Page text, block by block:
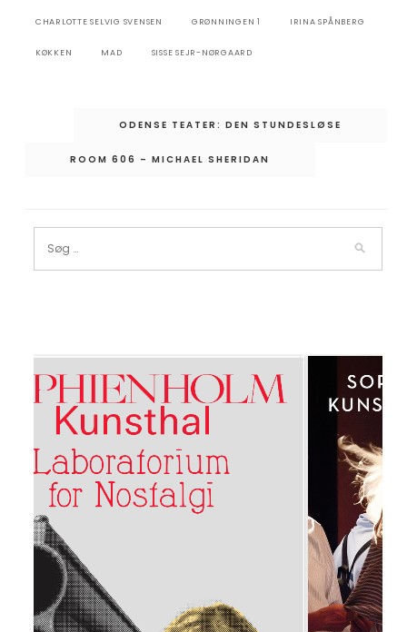
CHARLOTTE SELVIG SVENSEN GRØNNINGEN 1 IRINA SPÅNBERG
KØKKEN MAD SISSE SEJR-NØRGAARD
IndlægsnavigationODENSE TEATER: DEN STUNDESLØSE
ROOM 606 – MICHAEL SHERIDAN